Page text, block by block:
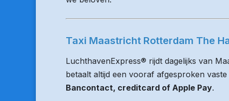
Taxi Maastricht Rotterdam The
LuchthavenExpress® rijdt dagelijks van
betaalt altijd een vooraf afgesproken
Bancontact, creditcard of Apple Pay.